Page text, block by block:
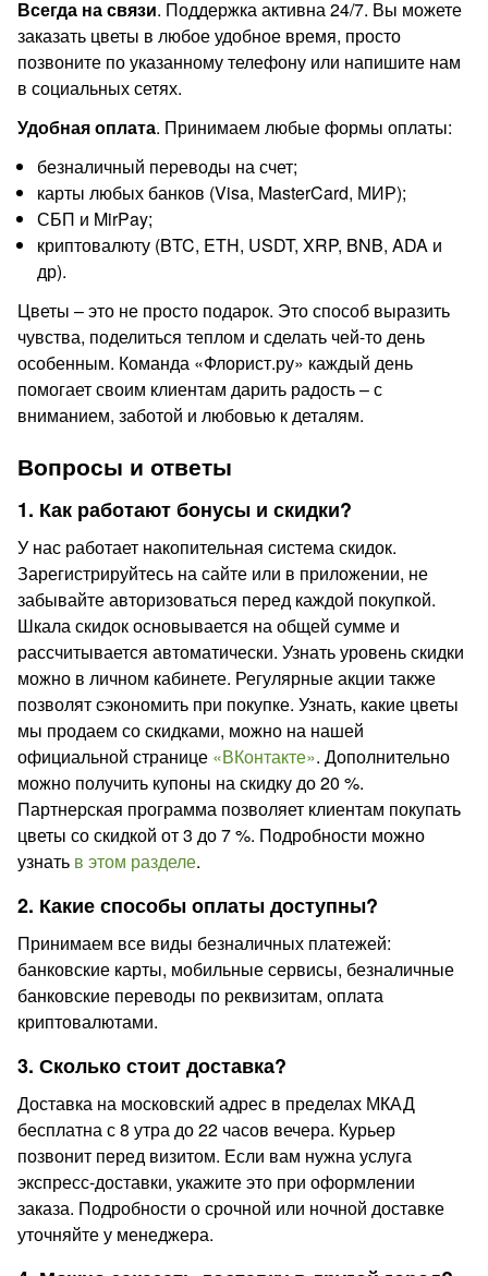
Всегда на связи. Поддержка активна 24/7. Вы можете
заказать цветы в любое удобное время, просто
позвоните по указанному телефону или напишите нам
в социальных сетях.
Удобная оплата. Принимаем любые формы оплаты:
безналичный переводы на счет;
карты любых банков (Visa, MasterCard, МИР);
СБП и MirPay;
криптовалюту (BTC, ETH, USDT, XRP, BNB, ADA и
др).
Цветы – это не просто подарок. Это способ выразить
чувства, поделиться теплом и сделать чей-то день
особенным. Команда «Флорист.ру» каждый день
помогает своим клиентам дарить радость – с
вниманием, заботой и любовью к деталям.
Вопросы и ответы
1. Как работают бонусы и скидки?
У нас работает накопительная система скидок.
Зарегистрируйтесь на сайте или в приложении, не
забывайте авторизоваться перед каждой покупкой.
Шкала скидок основывается на общей сумме и
рассчитывается автоматически. Узнать уровень скидки
можно в личном кабинете. Регулярные акции также
позволят сэкономить при покупке. Узнать, какие цветы
мы продаем со скидками, можно на нашей
официальной странице «ВКонтакте». Дополнительно
можно получить купоны на скидку до 20 %.
Партнерская программа позволяет клиентам покупать
цветы со скидкой от 3 до 7 %. Подробности можно
узнать в этом разделе.
2. Какие способы оплаты доступны?
Принимаем все виды безналичных платежей:
банковские карты, мобильные сервисы, безналичные
банковские переводы по реквизитам, оплата
криптовалютами.
3. Сколько стоит доставка?
Доставка на московский адрес в пределах МКАД
бесплатна с 8 утра до 22 часов вечера. Курьер
позвонит перед визитом. Если вам нужна услуга
экспресс-доставки, укажите это при оформлении
заказа. Подробности о срочной или ночной доставке
уточняйте у менеджера.